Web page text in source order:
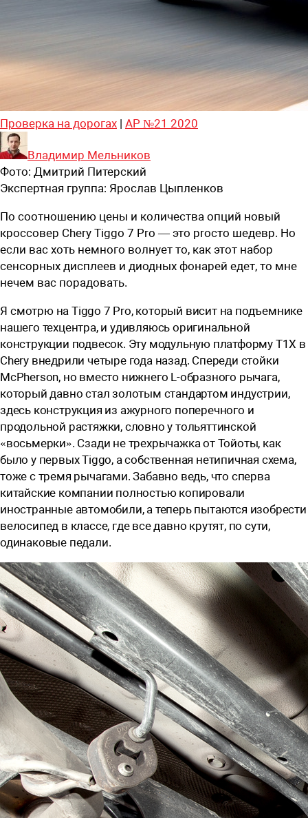
Проверка на дорогах | АР №21 2020
Владимир Мельников
Фото: Дмитрий Питерский
Экспертная группа: Ярослав Цыпленков
По соотношению цены и количества опций новый
кроссовер Chery Tiggo 7 Pro — это proсто шедевр. Но
если вас хоть немного волнует то, как этот набор
сенсорных дисплеев и диодных фонарей едет, то мне
нечем вас порадовать.
Я смотрю на Tiggo 7 Pro, который висит на подъемнике
нашего техцентра, и удивляюсь оригинальной
конструкции подвесок. Эту модульную платформу T1X в
Chery внедрили четыре года назад. Спереди стойки
McPherson, но вместо нижнего L-образного рычага,
который давно стал золотым стандартом индустрии,
здесь конструкция из ажурного поперечного и
продольной растяжки, словно у тольяттинской
«восьмерки». Сзади не трехрычажка от Тойоты, как
было у первых Tiggo, а собственная нетипичная схема,
тоже с тремя рычагами. Забавно ведь, что сперва
китайские компании полностью копировали
иностранные автомобили, а теперь пытаются изобрести
велосипед в классе, где все давно крутят, по сути,
одинаковые педали.